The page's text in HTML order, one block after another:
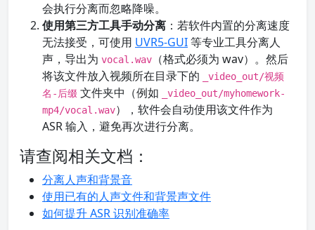
会执行分离而忽略降噪。
使用第三方工具手动分离 ：若软件内置的分离速度
无法接受，可使用 UVR5-GUI等专业工具分离人
声，导出为 vocal.wav
（格式必须为 wav）。然后
将该文件放入视频所在目录下的
_video_out/视频
名-后缀 文件夹中（例如
_video_out/myhomework-
mp4/vocal.wav），软件会自动使用该文件作为
ASR 输入，避免再次进行分离。
请查阅相关文档：
分离人声和背景音
使用已有的人声文件和背景声文件
如何提升 ASR 识别准确率